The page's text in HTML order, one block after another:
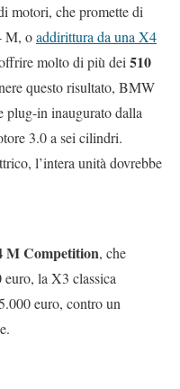
motori, che promette di
M, oaddirittura da una X4
molto di più dei 510
questo risultato, BMW
plug-in inaugurato dalla
3.0 a sei cilindri.
l’intera unità dovrebbe
M Competition, che
la X3 classica
euro, contro un